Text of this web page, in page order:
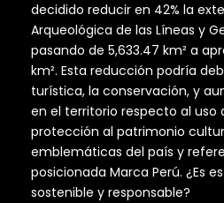
decidido reducir en 42% la
Arqueológica de las Líneas y
pasando de 5,633.47 km² a
km². Esta reducción podría
turística, la conservación, y
en el territorio respecto al uso
protección al patrimonio
emblemáticas del país y
posicionada Marca Perú. ¿Es
sostenible y responsable?